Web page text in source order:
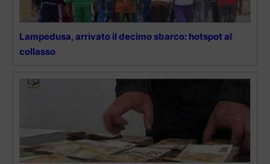
Lampedusa, arrivato il decimo sbarco: hotspot al
collasso